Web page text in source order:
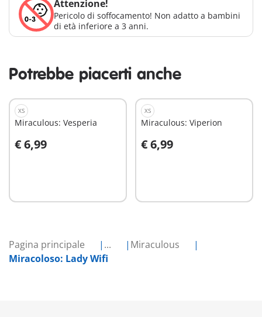
Pagina principale ...
Miraculous
Miracoloso: Lady Wifi
Attenzione!
Pericolo di soffocamento! Non adatto a bambini
di età inferiore a 3 anni.
Potrebbe piacerti anche
XS
Miraculous: Vesperia
€ 6,99
Aggiungi al carrello
XS
Miraculous: Viperion
€ 6,99
Aggiungi al carrello